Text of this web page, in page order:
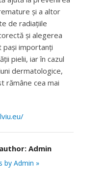
și a altor
de radiațiile
și alegerea
importanți
pielii, iar în cazul
dermatologice,
rămâne cea mai
Admin
by Admin »